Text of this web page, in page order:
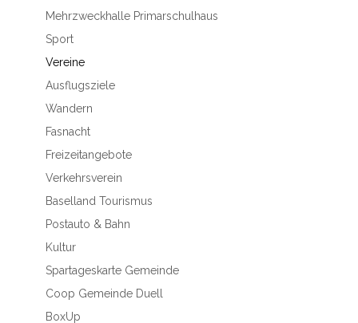
Mehrzweckhalle Primarschulhaus
Sport
Vereine
Ausflugsziele
Wandern
Fasnacht
Freizeitangebote
Verkehrsverein
Baselland Tourismus
Postauto & Bahn
Kultur
Spartageskarte Gemeinde
Coop Gemeinde Duell
BoxUp